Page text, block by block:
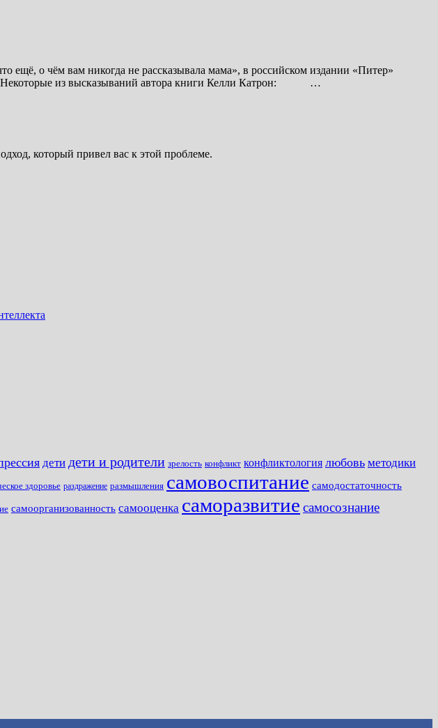
ещё, о чём вам никогда не рассказывала мама», в российском издании «Питер»
Некоторые из высказываний автора книги Келли Катрон: …
который привел вас к этой проблеме.
дети дети и родители зрелость конфликт конфликтология любовь методики
здоровье раздражение размышления самовоспитание самодостаточность
самоорганизованность самооценка саморазвитие самосознание